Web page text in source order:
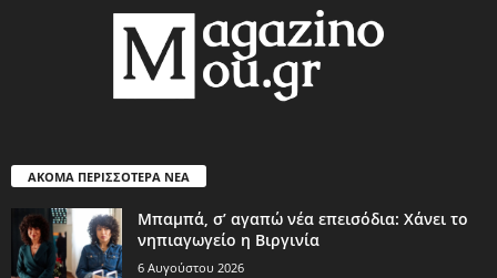
ΑΚΟΜΑ ΠΕΡΙΣΣΟΤΕΡΑ ΝΕΑ
Μπαμπά, σ’ αγαπώ νέα επεισόδια: Χάνει το
νηπιαγωγείο η Βιργινία
6 Αυγούστου 2026